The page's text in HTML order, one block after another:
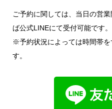
ご予約に関しては、当日の営
ば公式LINEにて受付可能です。
※予約状況によっては時間帯
す。